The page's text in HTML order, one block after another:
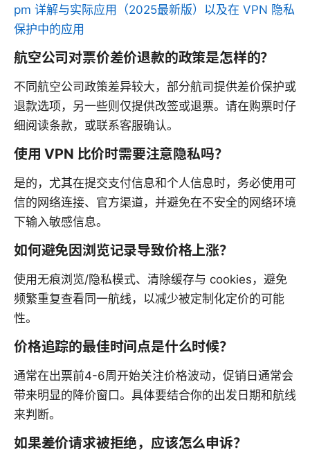
pm 详解与实际应用（2025最新版）以及在 VPN 隐私
保护中的应用
航空公司对票价差价退款的政策是怎样的？
不同航空公司政策差异较大，部分航司提供差价保护或
退款选项，另一些则仅提供改签或退票。请在购票时仔
细阅读条款，或联系客服确认。
使用 VPN 比价时需要注意隐私吗？
是的，尤其在提交支付信息和个人信息时，务必使用可
信的网络连接、官方渠道，并避免在不安全的网络环境
下输入敏感信息。
如何避免因浏览记录导致价格上涨？
使用无痕浏览/隐私模式、清除缓存与 cookies，避免
频繁重复查看同一航线，以减少被定制化定价的可能
性。
价格追踪的最佳时间点是什么时候？
通常在出票前4-6周开始关注价格波动，促销日通常会
带来明显的降价窗口。具体要结合你的出发日期和航线
来判断。
如果差价请求被拒绝，应该怎么申诉？